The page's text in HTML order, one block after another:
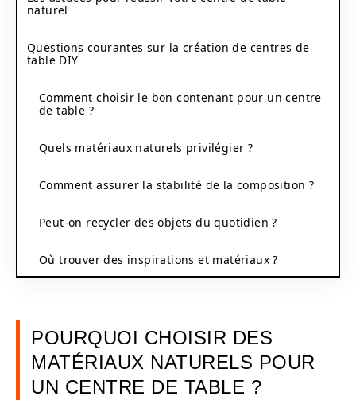
naturel
Questions courantes sur la création de centres de
table DIY
Comment choisir le bon contenant pour un centre
de table ?
Quels matériaux naturels privilégier ?
Comment assurer la stabilité de la composition ?
Peut-on recycler des objets du quotidien ?
Où trouver des inspirations et matériaux ?
POURQUOI CHOISIR DES
MATÉRIAUX NATURELS POUR
UN CENTRE DE TABLE ?